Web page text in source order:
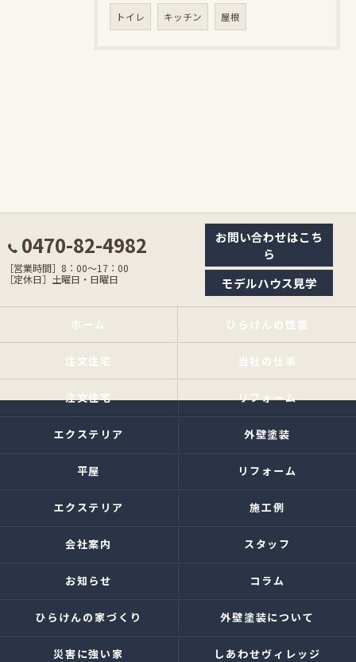
トイレ キッチン 屋根
0470-82-4982
［営業時間］8：00〜17：00
［定休日］土曜日・日曜日
お問い合わせはこち
ら
モデルハウス見学
ホーム ひらけんの性能
注文住宅 当社の仕事
注文住宅 リフォーム
エクステリア 外壁塗装
平屋 リフォーム
エクステリア 施工例
会社案内 スタッフ
お知らせ コラム
ひらけんの家づくり 外壁塗装について
災害に強い家 しあわせヴィレッジ